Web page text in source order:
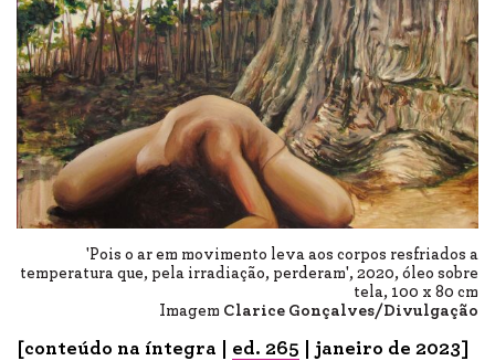
'Pois o ar em movimento leva aos corpos resfriados a
temperatura que, pela irradiação, perderam', 2020, óleo sobre
tela, 100 x 80 cm
Imagem Clarice Gonçalves/Divulgação
[conteúdo na íntegra | ed. 265 | janeiro de 2023]